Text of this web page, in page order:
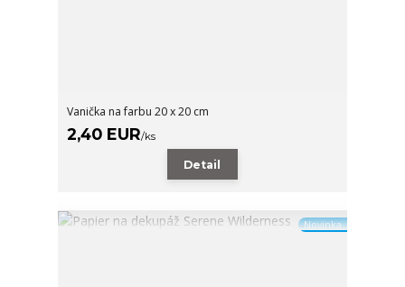
Vanička na farbu 20 x 20 cm
2,40 EUR/ks
Detail
Novinka